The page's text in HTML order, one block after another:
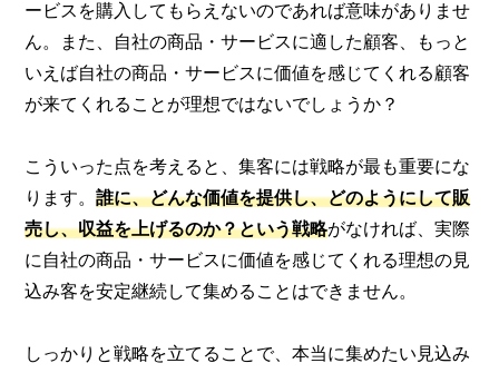
ービスを購入してもらえないのであれば意味がありませ
ん。また、自社の商品・サービスに適した顧客、もっと
いえば自社の商品・サービスに価値を感じてくれる顧客
が来てくれることが理想ではないでしょうか？
こういった点を考えると、集客には戦略が最も重要にな
ります。誰に、どんな価値を提供し、どのようにして販
売し、収益を上げるのか？という戦略がなければ、実際
に自社の商品・サービスに価値を感じてくれる理想の見
込み客を安定継続して集めることはできません。
しっかりと戦略を立てることで、本当に集めたい見込み